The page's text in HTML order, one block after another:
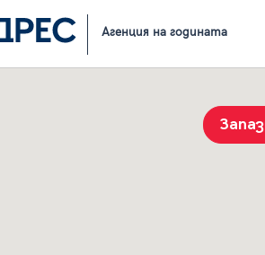
Агенция на годината
Резултати от търсене